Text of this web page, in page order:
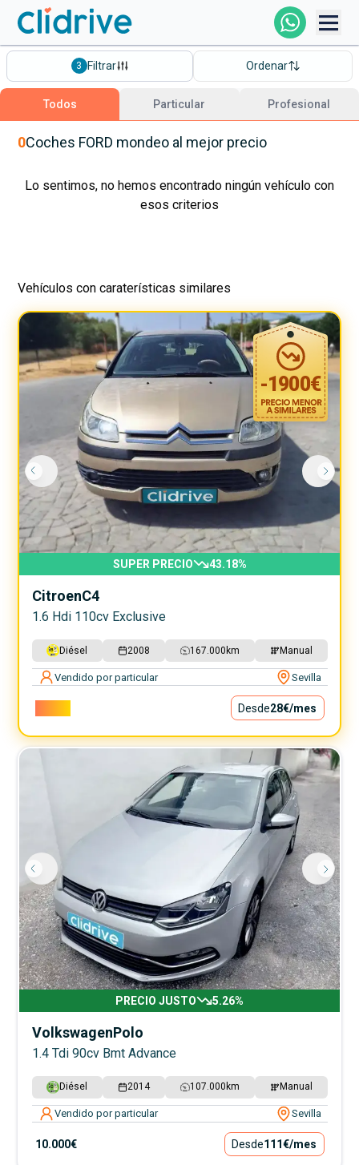
Comprar Coche
Todos Los Coches
Profesional
Particular
Clidrive
3 Filtrar Ordenar
Todos Particular Profesional
0Coches FORD mondeo al mejor precio
Lo sentimos, no hemos encontrado ningún vehículo con
esos criterios
Vehículos con caraterísticas similares
-1900€
SUPER PRECIO 43.18%
CitroenC4
1.6 Hdi 110cv Exclusive
Diésel 2008 167.000 km Manual
Vendido por particular Sevilla
Desde28€/mes
PRECIO JUSTO 5.26%
VolkswagenPolo
1.4 Tdi 90cv Bmt Advance
Diésel 2014 107.000 km Manual
Vendido por particular Sevilla
10.000€ Desde111€/mes